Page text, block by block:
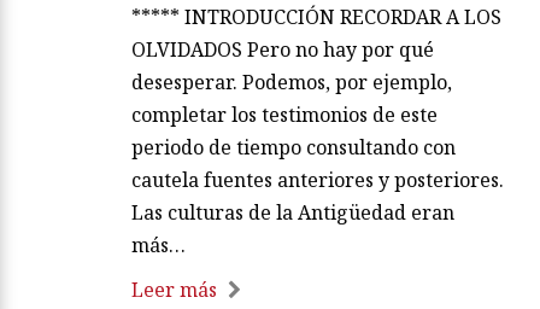
***** INTRODUCCIÓN RECORDAR A LOS
OLVIDADOS Pero no hay por qué
desesperar. Podemos, por ejemplo,
completar los testimonios de este
periodo de tiempo consultando con
cautela fuentes anteriores y posteriores.
Las culturas de la Antigüedad eran
más…
Leer más